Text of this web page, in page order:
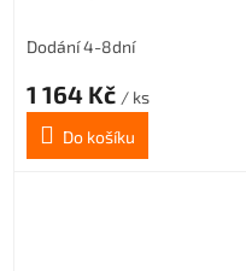
Dodání 4-8dní
1 164 Kč / ks
Do košíku